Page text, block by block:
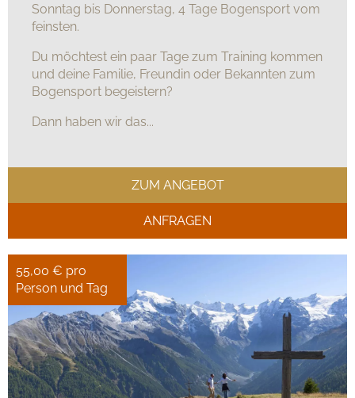
Sonntag bis Donnerstag, 4 Tage Bogensport vom
feinsten.
Du möchtest ein paar Tage zum Training kommen
und deine Familie, Freundin oder Bekannten zum
Bogensport begeistern?
Dann haben wir das...
ZUM ANGEBOT
ANFRAGEN
55,00 € pro
Person und Tag